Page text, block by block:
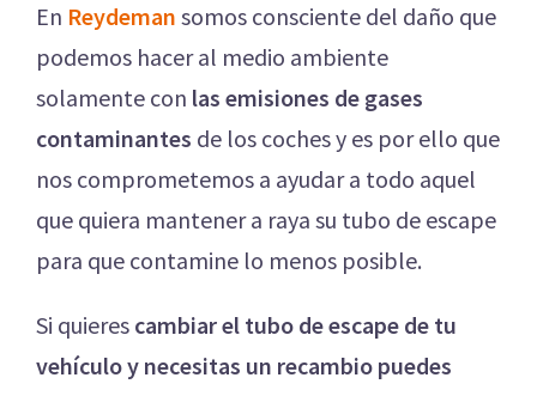
En Reydeman somos consciente del daño que
podemos hacer al medio ambiente
solamente con las emisiones de gases
contaminantes de los coches y es por ello que
nos comprometemos a ayudar a todo aquel
que quiera mantener a raya su tubo de escape
para que contamine lo menos posible.
Si quieres cambiar el tubo de escape de tu
vehículo y necesitas un recambio puedes